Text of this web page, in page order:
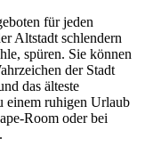
für jeden
Altstadt schlendern
spüren. Sie können
der Stadt
das älteste
einem ruhigen Urlaub
Room oder bei